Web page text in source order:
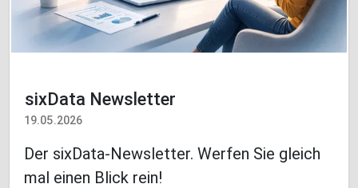
sixData Newsletter
19.05.2026
Der sixData-Newsletter. Werfen Sie gleich
mal einen Blick rein!